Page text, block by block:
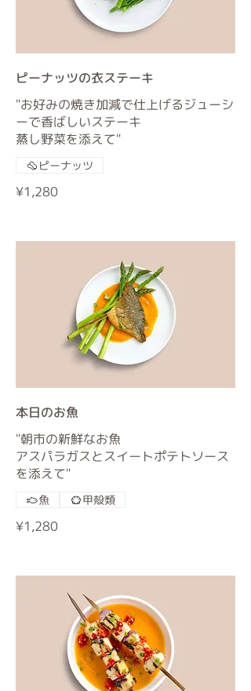
ピーナッツの衣ステーキ
"お好みの焼き加減で仕上げるジューシ
ーで香ばしいステーキ
蒸し野菜を添えて"
¥1,280
ピーナッツ
本日のお魚
"朝市の新鮮なお魚
アスパラガスとスイートポテトソース
を添えて"
¥1,280
魚 甲殻類